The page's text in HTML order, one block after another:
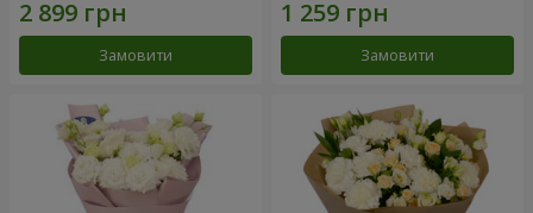
Замовити Замовити